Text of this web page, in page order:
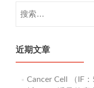
索：
近期文章
Cancer Cell （IF